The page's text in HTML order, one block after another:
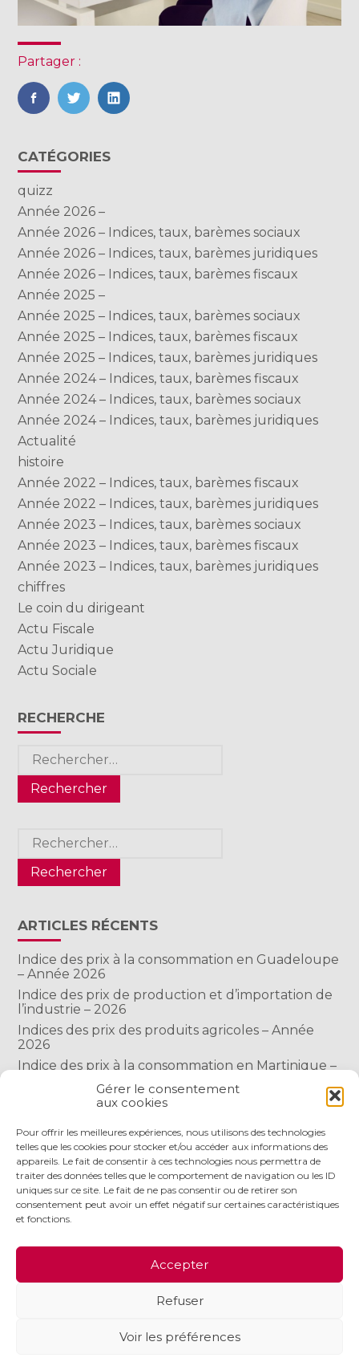
Gérer le consentement
aux cookies
Pour offrir les meilleures expériences, nous utilisons des technologies
telles que les cookies pour stocker et/ou accéder aux informations des
appareils. Le fait de consentir à ces technologies nous permettra de
traiter des données telles que le comportement de navigation ou les ID
uniques sur ce site. Le fait de ne pas consentir ou de retirer son
consentement peut avoir un effet négatif sur certaines caractéristiques
et fonctions.
Accepter
Refuser
Voir les préférences
Partager :
FaceBook
TwitterLinkedIn
Blog
sidebar
CATÉGORIES
quizz
Année 2026 –
Année 2026 – Indices, taux, barèmes sociaux
Année 2026 – Indices, taux, barèmes juridiques
Année 2026 – Indices, taux, barèmes fiscaux
Année 2025 –
Année 2025 – Indices, taux, barèmes sociaux
Année 2025 – Indices, taux, barèmes fiscaux
Année 2025 – Indices, taux, barèmes juridiques
Année 2024 – Indices, taux, barèmes fiscaux
Année 2024 – Indices, taux, barèmes sociaux
Année 2024 – Indices, taux, barèmes juridiques
Actualité
histoire
Année 2022 – Indices, taux, barèmes fiscaux
Année 2022 – Indices, taux, barèmes juridiques
Année 2023 – Indices, taux, barèmes sociaux
Année 2023 – Indices, taux, barèmes fiscaux
Année 2023 – Indices, taux, barèmes juridiques
chiffres
Le coin du dirigeant
Actu Fiscale
Actu Juridique
Actu Sociale
RECHERCHE
Rechercher :
Rechercher :
ARTICLES RÉCENTS
Indice des prix à la consommation en Guadeloupe
– Année 2026
Indice des prix de production et d’importation de
l’industrie – 2026
Indices des prix des produits agricoles – Année
2026
Indice des prix à la consommation en Martinique –
Indice des prix à la consommation à Mayotte –
COMMENTAIRES RÉCENTS
Footer
NOS SERVICES
ACTUALITÉS
RECRUTEMENT CONTACT
MENTIONS LÉGALES